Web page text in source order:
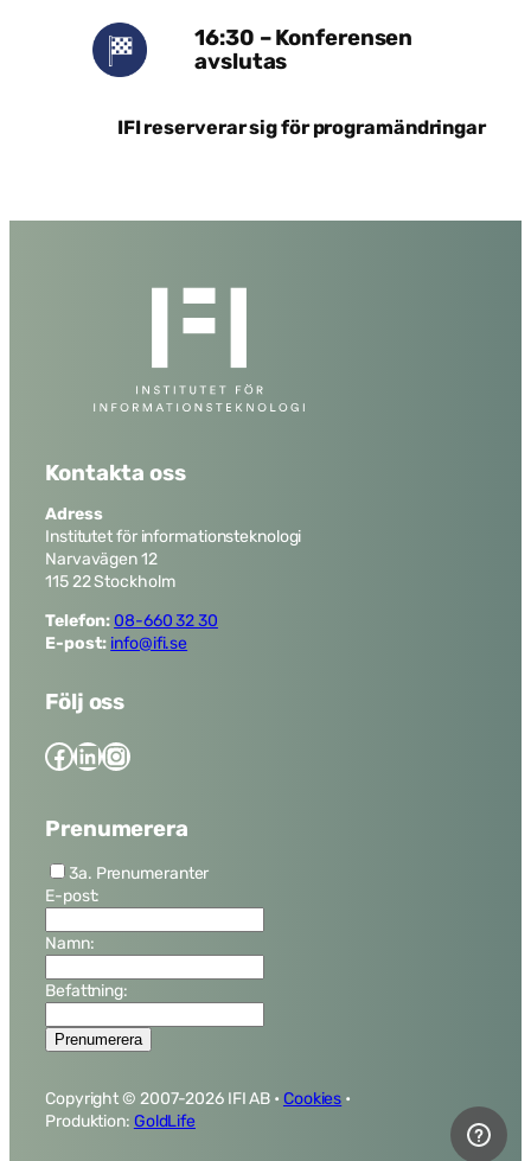
16:30 – Konferensen
avslutas
IFI reserverar sig för programändringar
Kontakta oss
Adress
Institutet för informationsteknologi
Narvavägen 12
115 22 Stockholm
Telefon: 08-660 32 30
E-post: info@ifi.se
Följ oss
Facebook LinkedIn Instagram
Prenumerera
3a. Prenumeranter
E-post:
Namn:
Befattning:
Copyright © 2007-2026 IFI AB • Cookies •
Produktion: GoldLife